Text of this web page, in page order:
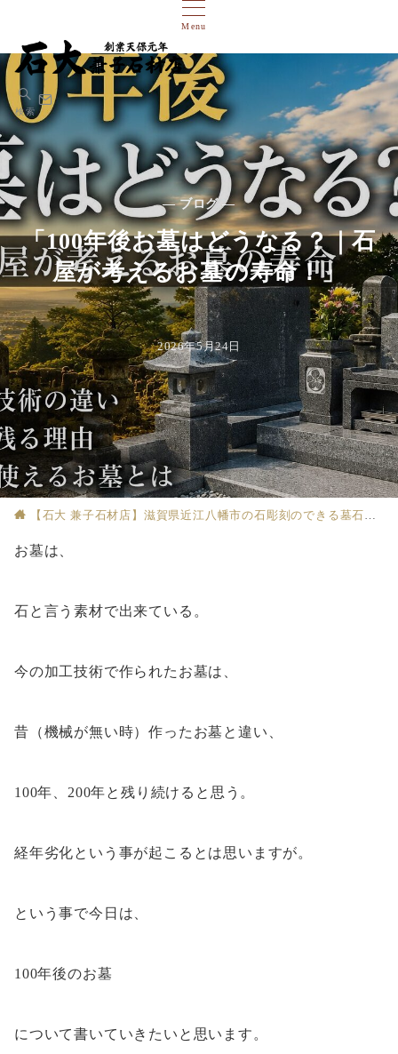
Menu
検索
— ブログ —
「100年後お墓はどうなる？｜石
屋が考えるお墓の寿命！」
2026年5月24日
【石大 兼子石材店】滋賀県近江八幡市の石彫刻のできる墓石店
お墓は、
石と言う素材で出来ている。
今の加工技術で作られたお墓は、
昔（機械が無い時）作ったお墓と違い、
100年、200年と残り続けると思う。
経年劣化という事が起こるとは思いますが。
という事で今日は、
100年後のお墓
について書いていきたいと思います。